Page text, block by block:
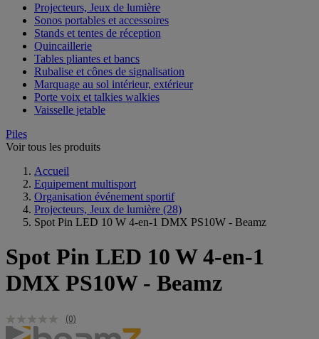
Projecteurs, Jeux de lumière
Sonos portables et accessoires
Stands et tentes de réception
Quincaillerie
Tables pliantes et bancs
Rubalise et cônes de signalisation
Marquage au sol intérieur, extérieur
Porte voix et talkies walkies
Vaisselle jetable
Piles
Voir tous les produits
Accueil
Equipement multisport
Organisation événement sportif
Projecteurs, Jeux de lumière (28)
Spot Pin LED 10 W 4-en-1 DMX PS10W - Beamz
Spot Pin LED 10 W 4-en-1
DMX PS10W - Beamz
(0)